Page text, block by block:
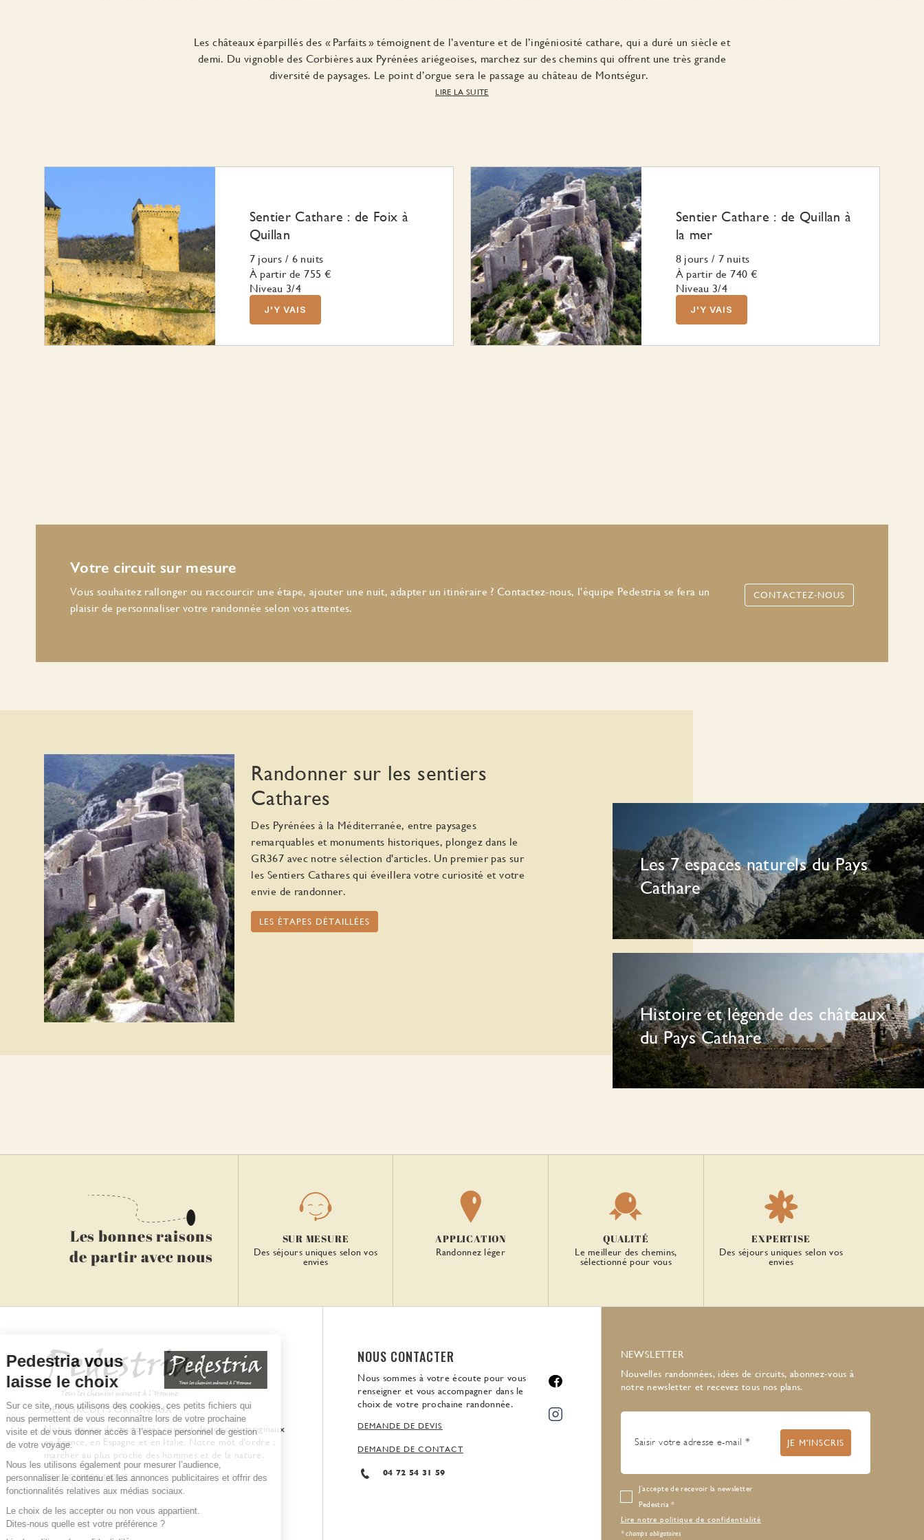
Les châteaux éparpillés des « Parfaits » témoignent de l’aventure et de l’ingéniosité cathare, qui a duré un siècle et
demi. Du vignoble des Corbières aux Pyrénées ariégeoises, marchez sur des chemins qui offrent une très grande
diversité de paysages. Le point d’orgue sera le passage au château de Montségur.
LIRE LA SUITE
Sentier Cathare : de Foix à
Quillan
7 jours / 6 nuits
À partir de 755 €
Niveau 3/4
J'Y VAIS
Sentier Cathare : de Quillan à
la mer
8 jours / 7 nuits
À partir de 740 €
Niveau 3/4
J'Y VAIS
Votre circuit sur mesure
Vous souhaitez rallonger ou raccourcir une étape, ajouter une nuit, adapter un itinéraire ? Contactez-nous, l'équipe Pedestria se fera un
plaisir de personnaliser votre randonnée selon vos attentes.
CONTACTEZ-NOUS
Randonner sur les sentiers
Cathares
Des Pyrénées à la Méditerranée, entre paysages
remarquables et monuments historiques, plongez dans le
GR367 avec notre sélection d'articles. Un premier pas sur
les Sentiers Cathares qui éveillera votre curiosité et votre
envie de randonner.
LES ÉTAPES DÉTAILLÉES
Les 7 espaces naturels du Pays
Cathare
Histoire et légende des châteaux
du Pays Cathare
Les bonnes raisons
de partir avec nous
SUR MESURE
Des séjours uniques selon vos
envies
APPLICATION
Randonnez léger
QUALITÉ
Le meilleur des chemins,
sélectionné pour vous
EXPERTISE
Des séjours uniques selon vos
envies
DES CIRCUITS ORIGINAUX
Notre équipe de passionnés conçoit des circuits originaux
en France, en Espagne et en Italie. Notre mot d’ordre :
marcher au plus proche des hommes et de la nature.
QUI SOMMES-NOUS ?
NOUS CONTACTER
Nous sommes à votre écoute pour vous
renseigner et vous accompagner dans le
choix de votre prochaine randonnée.
DEMANDE DE DEVIS
DEMANDE DE CONTACT
04 72 54 31 59
NEWSLETTER
Nouvelles randonnées, idées de circuits, abonnez-vous à
notre newsletter et recevez tous nos plans.
J’accepte de recevoir la newsletter
Pedestria
Lire notre politique de confidentialité
* champs obligatoires